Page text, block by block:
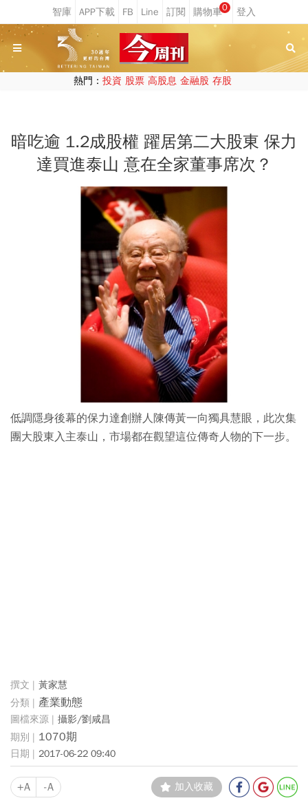
0
熱門： 投資 股票 高股息 金融股 存股
暗吃逾 1.2成股權 躍居第二大股東 保力
達買進泰山 意在全家董事席次？
低調隱身後幕的保力達創辦人陳傳黃一向獨具慧眼，此次集
團大股東入主泰山，市場都在觀望這位傳奇人物的下一步。
黃家慧
產業動態
攝影/劉咸昌
1070期
2017-06-22 09:40
+A -A 加入收藏